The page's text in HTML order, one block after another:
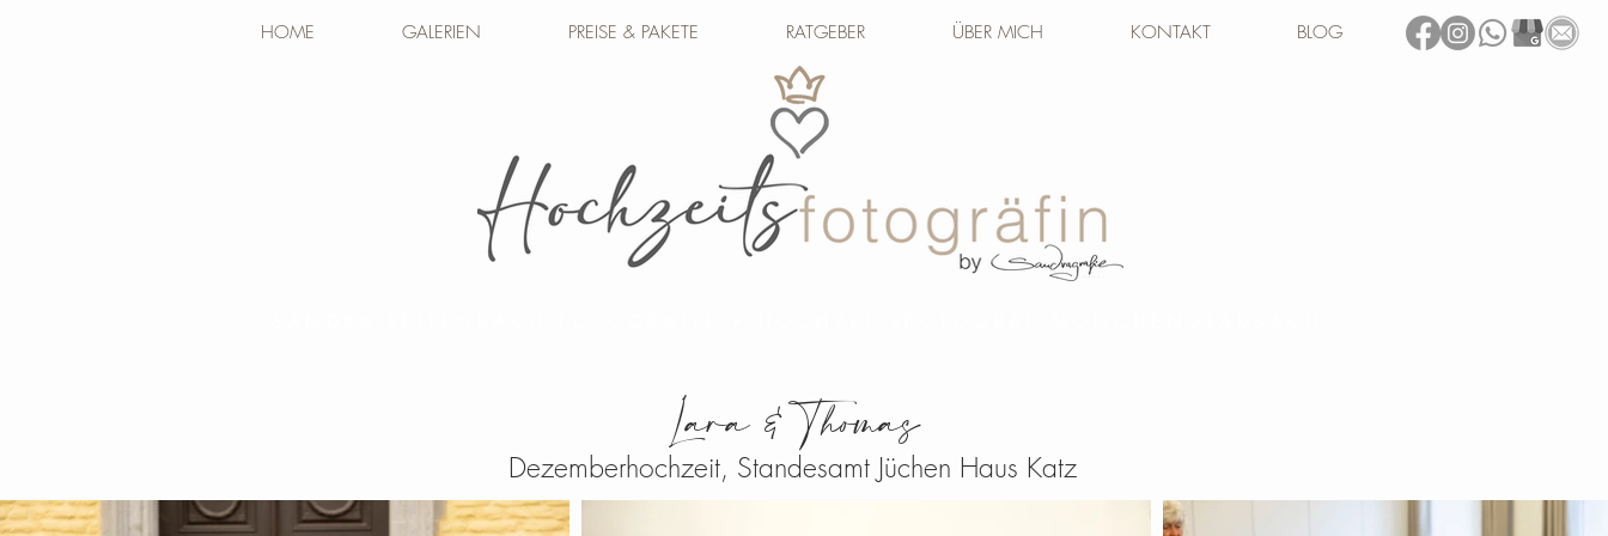
HOME GALERIEN PREISE & PAKETE RATGEBER ÜBER MICH KONTAKT BLOG
Lara & Thomas
Dezemberhochzeit, Standesamt Jüchen Haus Katz